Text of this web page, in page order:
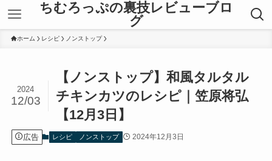
ちむろっぷの裏技レビューブロ
グ
ホーム レシピ ノンストップ
【ノンストップ】和風タルタル
チキンカツのレシピ｜笠原将弘
【12月3日】
2024
12/03
広告 レシピ ノンストップ 2024年12月3日